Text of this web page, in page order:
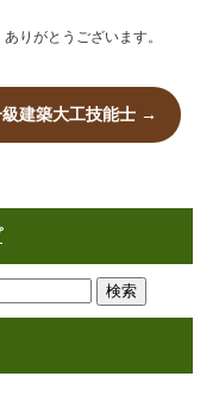
りがとうございます。
建築大工技能士 →